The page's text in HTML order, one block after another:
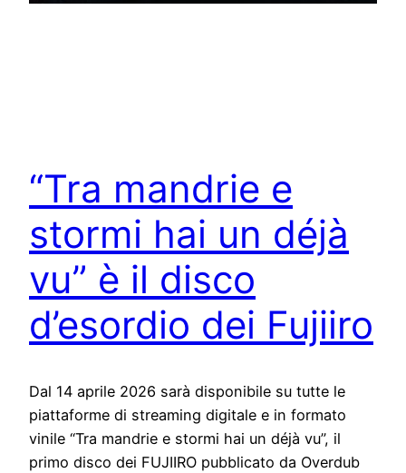
“Tra mandrie e
stormi hai un déjà
vu” è il disco
d’esordio dei Fujiiro
Dal 14 aprile 2026 sarà disponibile su tutte le
piattaforme di streaming digitale e in formato
vinile “Tra mandrie e stormi hai un déjà vu”, il
primo disco dei FUJIIRO pubblicato da Overdub